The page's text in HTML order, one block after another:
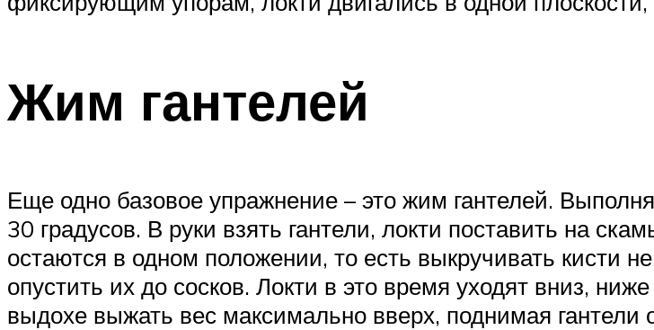
Жим гантелей
Еще одно базовое упражнение – это жим гантелей.
30 градусов. В руки взять гантели, локти поставить на
остаются в одном положении, то есть выкручивать кисти
опустить их до сосков. Локти в это время уходят вниз,
выдохе выжать вес максимально вверх, поднимая